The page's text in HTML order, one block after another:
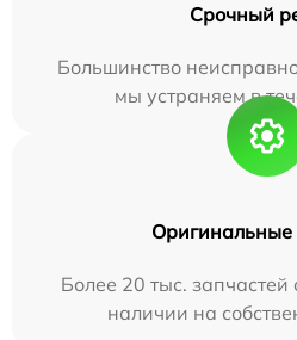
Срочный
Большинство
мы устраняем в
Оригинальные
Более 20 тыс. запчастей
наличии на